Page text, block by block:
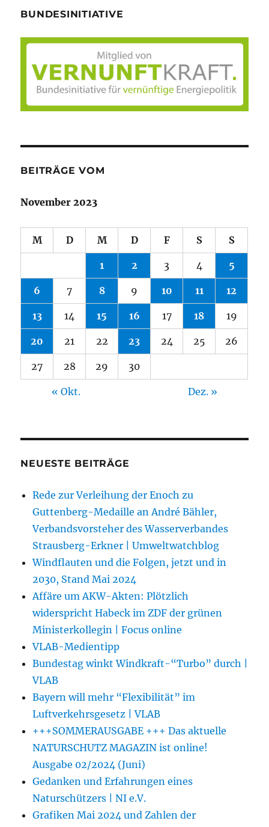
BUNDESINITIATIVE
BEITRÄGE VOM
November 2023
M D M D F S S
1 2 3 4 5
6 7 8 9 10 11 12
13 14 15 16 17 18 19
20 21 22 23 24 25 26
27 28 29 30
« Okt. Dez. »
NEUESTE BEITRÄGE
Rede zur Verleihung der Enoch zu
Guttenberg-Medaille an André Bähler,
Verbandsvorsteher des Wasserverbandes
Strausberg-Erkner | Umweltwatchblog
Windflauten und die Folgen, jetzt und in
2030, Stand Mai 2024
Affäre um AKW-Akten: Plötzlich
widerspricht Habeck im ZDF der grünen
Ministerkollegin | Focus online
VLAB-Medientipp
Bundestag winkt Windkraft-“Turbo” durch |
VLAB
Bayern will mehr “Flexibilität” im
Luftverkehrsgesetz | VLAB
+++SOMMERAUSGABE +++ Das aktuelle
NATURSCHUTZ MAGAZIN ist online!
Ausgabe 02/2024 (Juni)
Gedanken und Erfahrungen eines
Naturschützers | NI e.V.
Grafiken Mai 2024 und Zahlen der